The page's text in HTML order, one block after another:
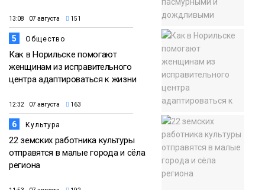
13:08 07 августа 151
5 Общество
Как в Норильске помогают
женщинам из исправительного
центра адаптироваться к жизни
12:32 07 августа 163
6 Культура
22 земских работника культуры
отправятся в малые города и сёла
региона